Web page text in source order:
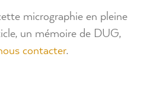
micrographie en pleine
un mémoire de DUG,
contacter.